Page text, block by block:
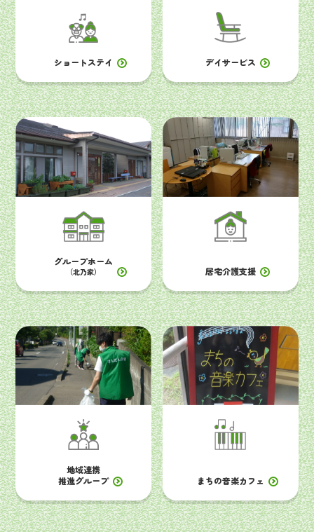
ショートステイ デイサービス
グループホーム
（北乃家） 居宅介護支援
地域連携
推進グループ
まちの音楽カフェ